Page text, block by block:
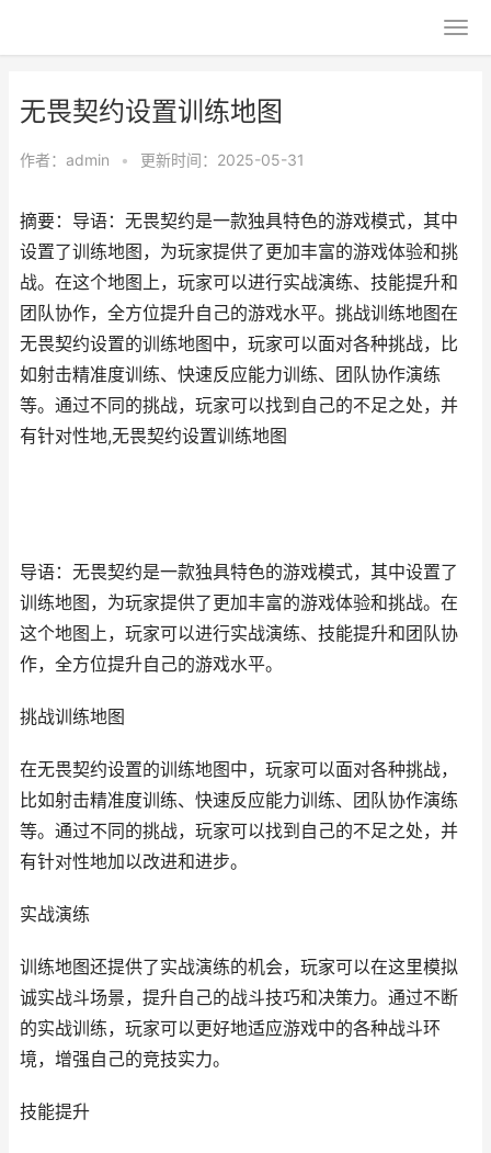
无畏契约设置训练地图
作者： admin • 更新时间：2025-05-31
摘要：导语：无畏契约是一款独具特色的游戏模式，其中
设置了训练地图，为玩家提供了更加丰富的游戏体验和挑
战。在这个地图上，玩家可以进行实战演练、技能提升和
团队协作，全方位提升自己的游戏水平。挑战训练地图在
无畏契约设置的训练地图中，玩家可以面对各种挑战，比
如射击精准度训练、快速反应能力训练、团队协作演练
等。通过不同的挑战，玩家可以找到自己的不足之处，并
有针对性地,无畏契约设置训练地图
导语：无畏契约是一款独具特色的游戏模式，其中设置了
训练地图，为玩家提供了更加丰富的游戏体验和挑战。在
这个地图上，玩家可以进行实战演练、技能提升和团队协
作，全方位提升自己的游戏水平。
挑战训练地图
在无畏契约设置的训练地图中，玩家可以面对各种挑战，
比如射击精准度训练、快速反应能力训练、团队协作演练
等。通过不同的挑战，玩家可以找到自己的不足之处，并
有针对性地加以改进和进步。
实战演练
训练地图还提供了实战演练的机会，玩家可以在这里模拟
诚实战斗场景，提升自己的战斗技巧和决策力。通过不断
的实战训练，玩家可以更好地适应游戏中的各种战斗环
境，增强自己的竞技实力。
技能提升